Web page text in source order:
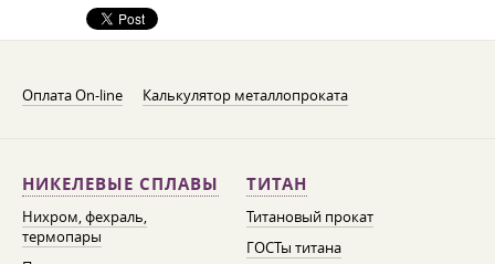
Оплата On-line Калькулятор металлопроката
НИКЕЛЕВЫЕ СПЛАВЫ
Нихром, фехраль,
термопары
ТИТАН
Титановый прокат
ГОСТы титана